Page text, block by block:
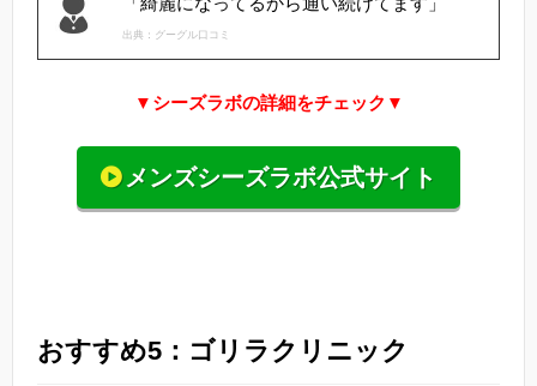
出典：グーグル口コミ
▼シーズラボの詳細をチェック▼
メンズシーズラボ公式サイト
おすすめ5：ゴリラクリニック